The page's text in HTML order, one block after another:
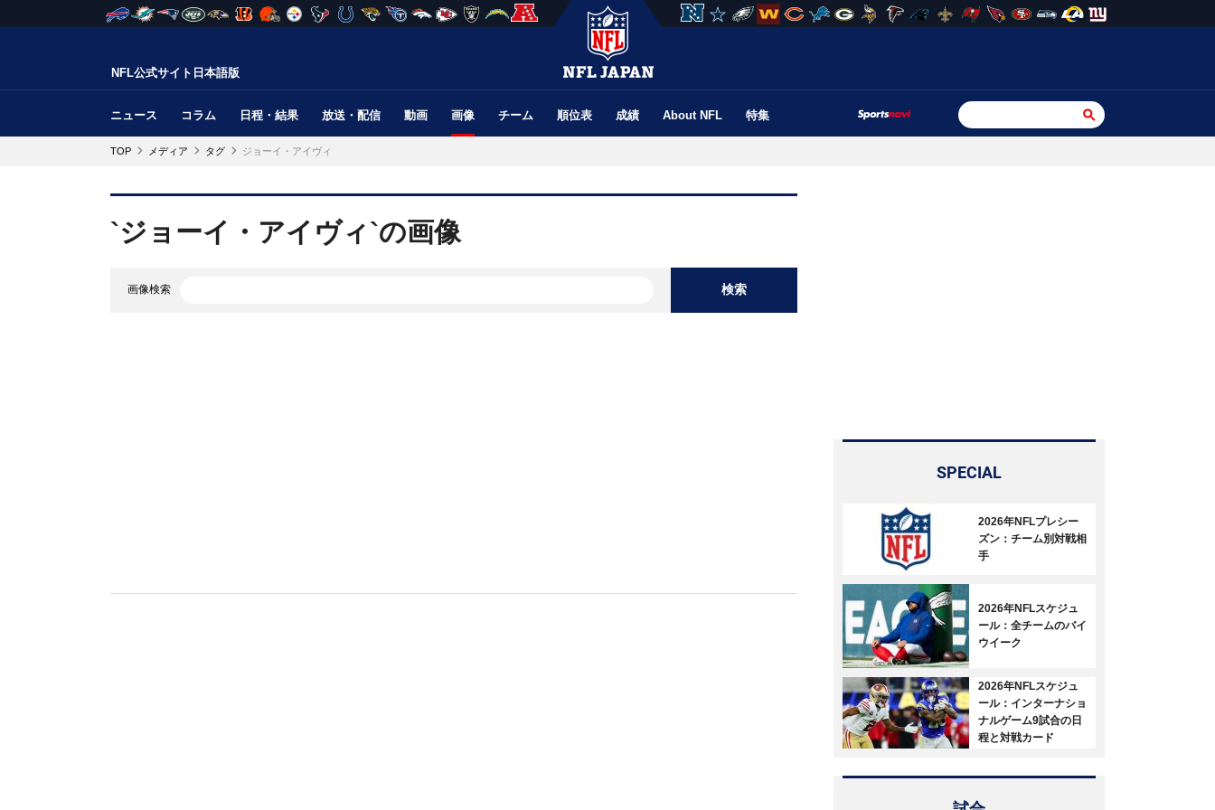
NFL公式サイト日本語版
ニュース コラム 日程・結果 放送・配信 動画 画像 チーム 順位表 成績 About NFL 特集
TOP メディア タグ ジョーイ・アイヴィ
`ジョーイ・アイヴィ`の画像
画像検索 検索
SPECIAL
2026年NFLプレシー
ズン：チーム別対戦相
手
2026年NFLスケジュ
ール：全チームのバイ
ウイーク
2026年NFLスケジュ
ール：インターナショ
ナルゲーム9試合の日
程と対戦カード